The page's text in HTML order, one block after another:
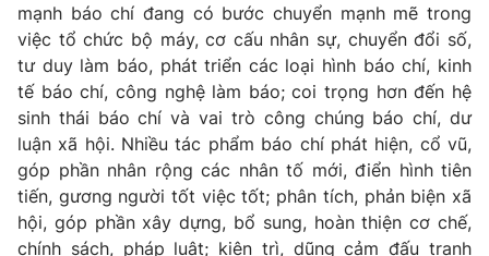
mạnh báo chí đang có bước chuyển mạnh mẽ trong
việc tổ chức bộ máy, cơ cấu nhân sự, chuyển đổi số,
tư duy làm báo, phát triển các loại hình báo chí, kinh
tế báo chí, công nghệ làm báo; coi trọng hơn đến hệ
sinh thái báo chí và vai trò công chúng báo chí, dư
luận xã hội. Nhiều tác phẩm báo chí phát hiện, cổ vũ,
góp phần nhân rộng các nhân tố mới, điển hình tiên
tiến, gương người tốt việc tốt; phân tích, phản biện xã
hội, góp phần xây dựng, bổ sung, hoàn thiện cơ chế,
chính sách, pháp luật; kiên trì, dũng cảm đấu tranh